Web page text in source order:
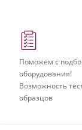
Поможем с
оборудования!
Возможность
образцов